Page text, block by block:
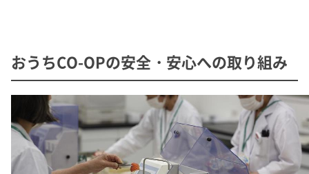
おうちCO-OPの安全・安心への取り組み